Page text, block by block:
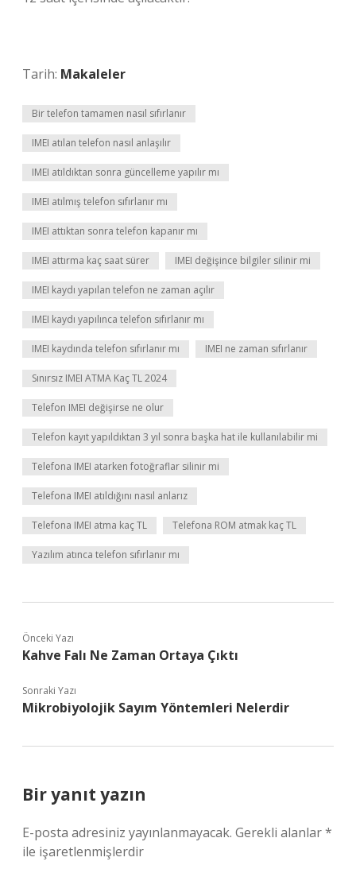
Tarih: Makaleler
Bir telefon tamamen nasıl sıfırlanır
IMEI atılan telefon nasıl anlaşılır
IMEI atıldıktan sonra güncelleme yapılır mı
IMEI atılmış telefon sıfırlanır mı
IMEI attıktan sonra telefon kapanır mı
IMEI attırma kaç saat sürer IMEI değişince bilgiler silinir mi
IMEI kaydı yapılan telefon ne zaman açılır
IMEI kaydı yapılınca telefon sıfırlanır mı
IMEI kaydında telefon sıfırlanır mı IMEI ne zaman sıfırlanır
Sınırsız IMEI ATMA Kaç TL 2024
Telefon IMEI değişirse ne olur
Telefon kayıt yapıldıktan 3 yıl sonra başka hat ile kullanılabilir mi
Telefona IMEI atarken fotoğraflar silinir mi
Telefona IMEI atıldığını nasıl anlarız
Telefona IMEI atma kaç TL Telefona ROM atmak kaç TL
Yazılım atınca telefon sıfırlanır mı
Önceki Yazı
Kahve Falı Ne Zaman Ortaya Çıktı
Sonraki Yazı
Mikrobiyolojik Sayım Yöntemleri Nelerdir
Bir yanıt yazın
E-posta adresiniz yayınlanmayacak. Gerekli alanlar*
ile işaretlenmişlerdir